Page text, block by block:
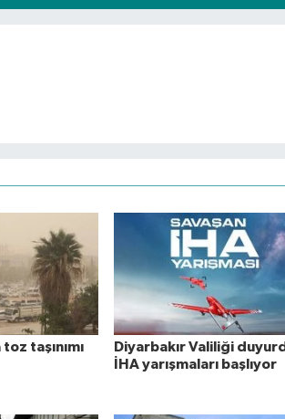
taşınımı
Diyarbakır Valiliği
İHA yarışmaları başlıyor